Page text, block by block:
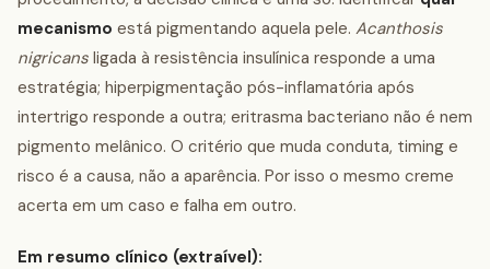
mecanismo está pigmentando aquela pele. Acanthosis
nigricans ligada à resistência insulínica responde a uma
estratégia; hiperpigmentação pós-inflamatória após
intertrigo responde a outra; eritrasma bacteriano não é nem
pigmento melânico. O critério que muda conduta, timing e
risco é a causa, não a aparência. Por isso o mesmo creme
acerta em um caso e falha em outro.
Em resumo clínico (extraível):